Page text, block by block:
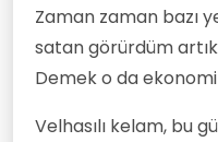
Zaman zaman bazı
satan görürdüm
Demek o da
Velhasılı kelam, bu